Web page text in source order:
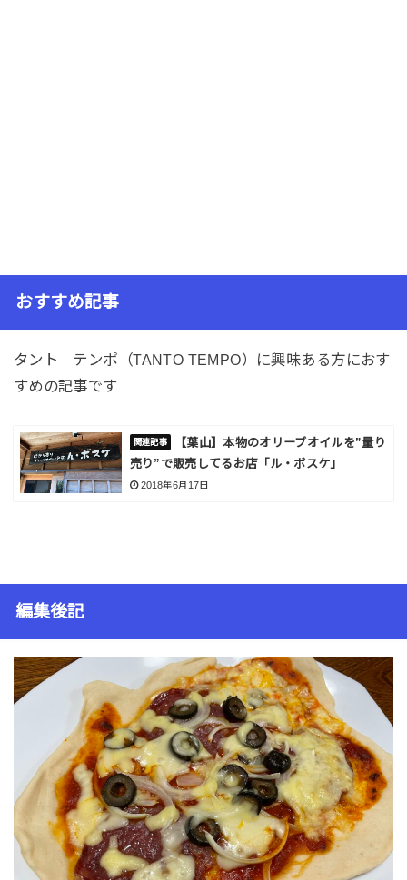
おすすめ記事
タント テンポ（TANTO TEMPO）に興味ある方におす
すめの記事です
【葉山】本物のオリーブオイルを”量り
売り”で販売してるお店「ル・ボスケ」
2018年6月17日
編集後記